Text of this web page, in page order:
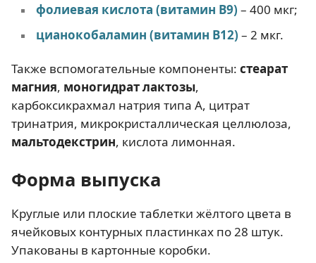
фолиевая кислота (витамин В9) – 400 мкг;
цианокобаламин (витамин В12) – 2 мкг.
Также вспомогательные компоненты: стеарат
магния, моногидрат лактозы,
карбоксикрахмал натрия типа А, цитрат
тринатрия, микрокристаллическая целлюлоза,
мальтодекстрин, кислота лимонная.
Форма выпуска
Круглые или плоские таблетки жёлтого цвета в
ячейковых контурных пластинках по 28 штук.
Упакованы в картонные коробки.